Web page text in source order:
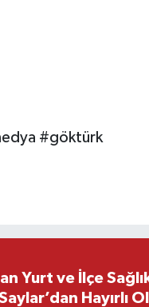
#göktürk
Yurt ve İlçe
Hayırlı